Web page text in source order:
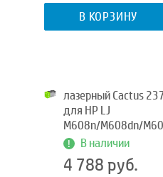
В КОРЗИНУ
лазерный Cactus
для HP LJ
M608n/M608dn/
В наличии
4 788 руб.